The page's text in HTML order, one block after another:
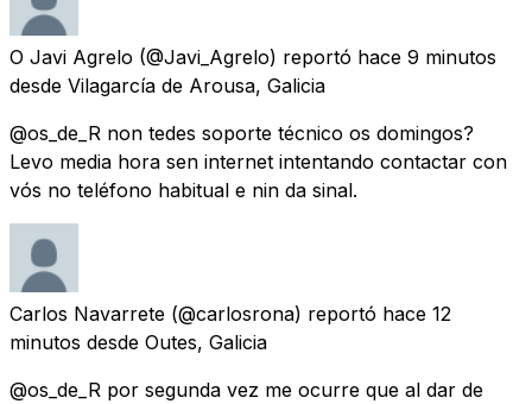
O Javi Agrelo (@Javi_Agrelo) reportó hace 9 minutos
desde Vilagarcía de Arousa, Galicia
@os_de_R non tedes soporte técnico os domingos?
Levo media hora sen internet intentando contactar con
vós no teléfono habitual e nin da sinal.
Carlos Navarrete (@carlosrona) reportó hace 12
minutos desde Outes, Galicia
@os_de_R por segunda vez me ocurre que al dar de